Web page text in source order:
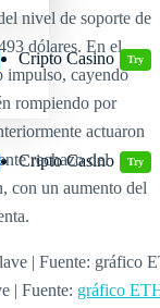
Cripto Casino Try
Cripto Casino Try
nivel de soporte de
dólares. En el
impulso, cayendo
rompiendo por
actuaron
rechazo del
con un aumento del
| Fuente: gráfico